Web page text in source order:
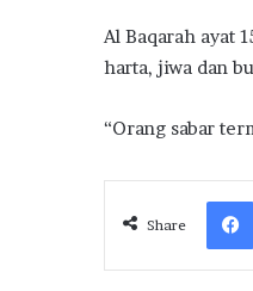
Al Baqarah ayat
harta, jiwa dan
“Orang sabar
Share